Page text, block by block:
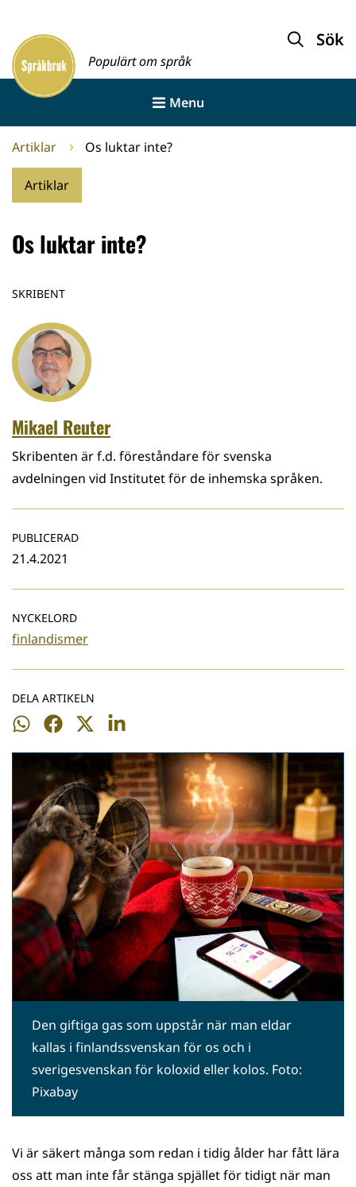
innehållet
Framsida
Populärt om språk
Sök
Menu
Artiklar Os luktar inte?
Artiklar
Os luktar inte?
SKRIBENT
Mikael Reuter
Skribenten är f.d. föreståndare för svenska
avdelningen vid Institutet för de inhemska språken.
PUBLICERAD
21.4.2021
NYCKELORD
finlandismer
DELA ARTIKELN
Dela
WhatsApp
Dela
Facebook
Dela
Twitter
Dela
LinkedIn
Den giftiga gas som uppstår när man eldar
kallas i finlandssvenskan för os och i
sverigesvenskan för koloxid eller kolos. Foto:
Pixabay
Vi är säkert många som redan i tidig ålder har fått lära
oss att man inte får stänga spjället för tidigt när man